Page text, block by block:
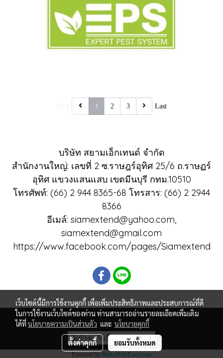
1 2 3 Last
บริษัท สยามเอ็กเทนด์ จำกัด
สำนักงานใหญ่: เลขที่ 2 ซ.ราษฎร์อุทิศ 25/6 ถ.ราษฏร์
อุทิศ แขวงแสนแสบ เขตมีนบุรี กทม.10510
โทรศัพท์: (66) 2 944 8365-68 โทรสาร: (66) 2 2944
8366
อีเมล์: siamextend@yahoo.com,
siamextend@gmail.com
https://www.facebook.com/pages/Siamextend
ผู้เข้าชมวันนี้ 304
Powered by MakeWebEasy.com
เว็บไซต์นี้มีการใช้งานคุกกี้ เพื่อเพิ่มประสิทธิภาพและประสบการณ์ที่ดี
ในการใช้งานเว็บไซต์ของท่าน ท่านสามารถอ่านรายละเอียดเพิ่มเติม
ได้ที่นโยบายความเป็นส่วนตัว และ นโยบายคุกกี้
ตั้งค่าคุกกี้ ยอมรับทั้งหมด